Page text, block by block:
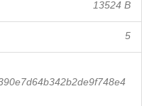
13524 B
5